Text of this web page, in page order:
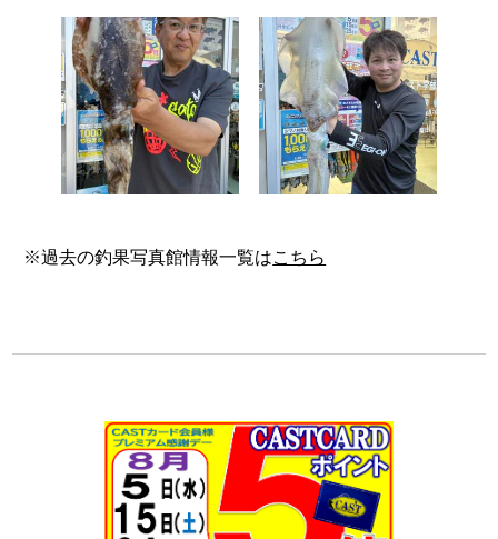
※過去の釣果写真館情報一覧はこちら